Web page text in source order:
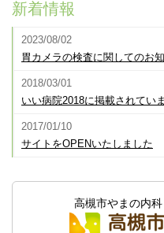
新着情報
2023/08/02
胃カメラの検査に関してのお
2018/03/01
いい病院2018に掲載されてい
2017/01/10
サイトをOPENいたしました
高槻市やまの内